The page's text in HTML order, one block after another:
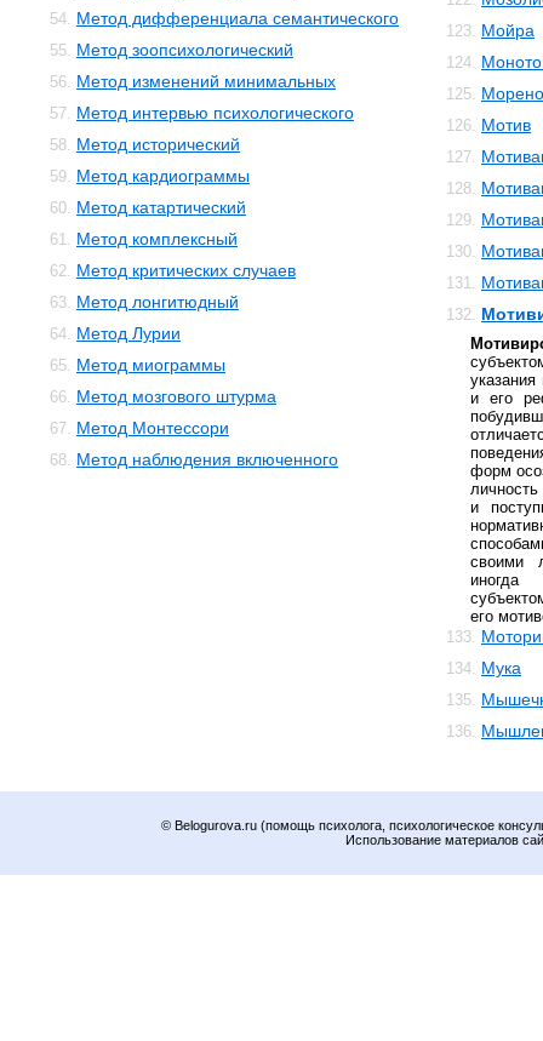
54. Метод дифференциала семантического
55. Метод зоопсихологический
56. Метод изменений минимальных
57. Метод интервью психологического
58. Метод исторический
59. Метод кардиограммы
60. Метод катартический
61. Метод комплексный
62. Метод критических случаев
63. Метод лонгитюдный
64. Метод Лурии
65. Метод миограммы
66. Метод мозгового штурма
67. Метод Монтессори
68. Метод наблюдения включенного
123. Мойра
124.
125.
126. Мотив
127.
128.
129.
130.
131.
132.
и его
форм
и
своими
иногда
его
133.
134. Мука
135.
136.
© Belogurova.ru (помощь психолога, психологическое
Использование материалов